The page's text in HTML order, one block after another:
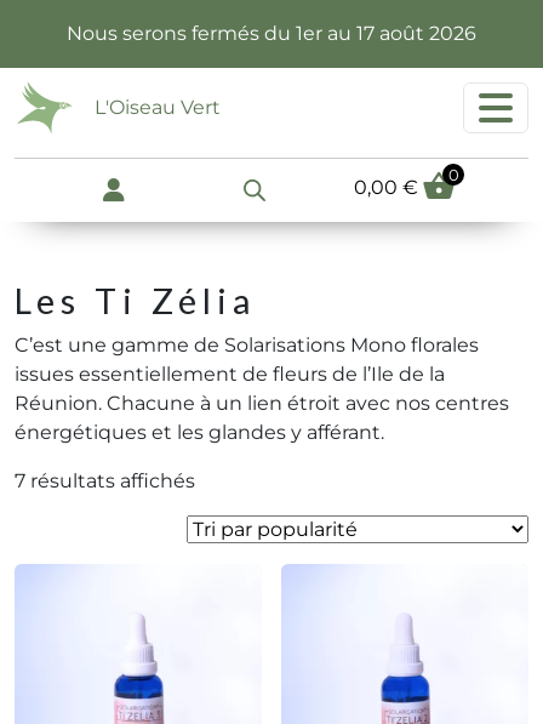
Nous serons fermés du 1er au 17 août 2026
L'Oiseau Vert
0,00€
0
Les Ti Zélia
C’est une gamme de Solarisations Mono florales
issues essentiellement de fleurs de l’Ile de la
Réunion. Chacune à un lien étroit avec nos centres
énergétiques et les glandes y afférant.
7 résultats affichésTrié
popularité